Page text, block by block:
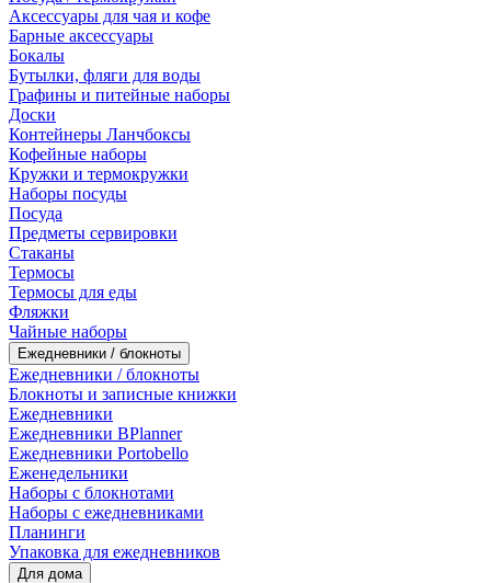
Аксессуары для чая и кофе
Барные аксессуары
Бокалы
Бутылки, фляги для воды
Графины и питейные наборы
Доски
Контейнеры Ланчбоксы
Кофейные наборы
Кружки и термокружки
Наборы посуды
Посуда
Предметы сервировки
Стаканы
Термосы
Термосы для еды
Фляжки
Чайные наборы
Ежедневники / блокноты
Ежедневники / блокноты
Блокноты и записные книжки
Ежедневники
Ежедневники BPlanner
Ежедневники Portobello
Еженедельники
Наборы с блокнотами
Наборы с ежедневниками
Планинги
Упаковка для ежедневников
Для дома